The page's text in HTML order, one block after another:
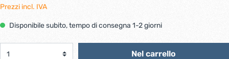
Prezzi incl. IVA
Disponibile subito, tempo di consegna 1-2 giorni
Nel carrello